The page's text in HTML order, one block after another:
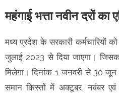
महंगाई भत्ता नवीन दरों का
मध्य प्रदेश के सरकारी कर्मचारियों
जुलाई 2023 से दिया जाएगा।
मिलेगा। दिनांक 1 जनवरी से 30 जून
समान किस्तों में अक्टूबर, नवंबर